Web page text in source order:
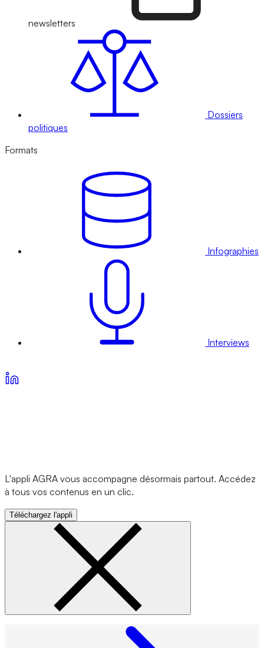
newsletters
Dossiers
politiques
Formats
Infographies
Interviews
L'appli AGRA vous accompagne désormais partout. Accédez
à tous vos contenus en un clic.
Téléchargez l'appli